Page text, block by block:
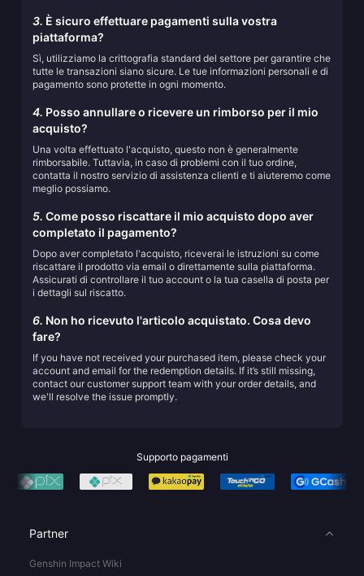
3. È sicuro effettuare pagamenti sulla vostra
piattaforma?
Sì, utilizziamo la crittografia standard del settore per garantire che
tutte le transazioni siano sicure. Le tue informazioni personali e di
pagamento sono protette in ogni momento.
4. Posso annullare o ricevere un rimborso per il mio
acquisto?
Una volta effettuato l'acquisto, questo non è generalmente
rimborsabile. Tuttavia, in caso di problemi con il tuo ordine,
contatta il nostro servizio di assistenza clienti e ti aiuteremo come
meglio possiamo.
5. Come posso riscattare il mio acquisto dopo aver
completato il pagamento?
Dopo aver completato l'acquisto, riceverai le istruzioni su come
riscattare il prodotto via email o direttamente sulla piattaforma.
Assicurati di controllare il tuo account o la tua casella di posta per
i dettagli sul riscatto.
6. Non ho ricevuto l'articolo acquistato. Cosa devo
fare?
If you have not received your purchased item, please check your
account and email for the redemption details. If it’s still missing,
contact our customer support team with your order details, and
we'll resolve the issue promptly.
Supporto pagamenti
Partner
Genshin Impact Wiki